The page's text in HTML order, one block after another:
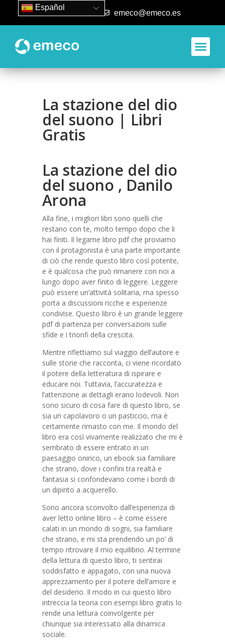
93 840 50 80 emeco@emeco.es
La stazione del dio
del suono | Libri
Gratis
La stazione del dio
del suono , Danilo
Arona
Alla fine, i migliori libri sono quelli che
restano con te, molto tempo dopo che li
hai finiti. Il legame libro pdf che proviamo
con il protagonista è una parte importante
di ciò che rende questo libro così potente,
e è qualcosa che può rimanere con noi a
lungo dopo aver finito di leggere. Leggere
può essere un’attività solitaria, ma spesso
porta a discussioni ricche e esperienze
condivise. Questo libro è un grande leggere
pdf di partenza per conversazioni sulle
sfide e i trionfi della crescita.
Mentre riflettiamo sul viaggio dell’autore e
sulle storie che racconta, ci viene ricordato
il potere della letteratura di ispirare e
educare noi. Tuttavia, l’accuratezza e
l’attenzione ai dettagli erano lodevoli. Non
sono sicuro di cosa fare di questo libro, se
sia un capolavoro o un pasticcio, ma è
certamente rimasto con me. Il mondo del
libro era così vivamente realizzato che mi è
sembrato di essere entrato in un
paesaggio onirico, un ebook sia familiare
che strano, dove i confini tra realtà e
fantasia si confondevano come i bordi di
un dipinto a acquerello.
Sono ancora sconvolto dall’esperienza di
aver letto online libro – è come essere
calati in un mondo di sogni, sia familiare
che strano, e mi sta prendendo un po’ di
tempo ritrovare il mio equilibrio. Al termine
della lettura di questo libro, ti sentirai
soddisfatto e appagato, con una nuova
apprezzamento per il potere dell’amore e
del desiderio. Il modo in cui questo libro
intreccia la teoria con esempi libro gratis lo
rende una lettura coinvolgente per
chiunque sia interessato alla dinamica
sociale.
Español